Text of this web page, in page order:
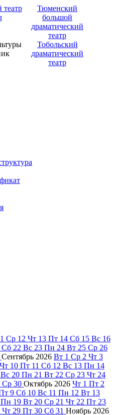
Тюменский
большой
драматический
театр
Тобольский
драматический
театр
Ср 12 Чт 13 Пт 14 Сб 15 Вс 16
Сб 22 Вс 23 Пн 24 Вт 25 Ср 26
Сентябрь 2026 Вт 1 Ср 2 Чт 3
Чт 10 Пт 11 Сб 12 Вс 13 Пн 14
Вс 20 Пн 21 Вт 22 Ср 23 Чт 24
Ср 30 Октябрь 2026 Чт 1 Пт 2
9 Сб 10 Вс 11 Пн 12 Вт 13
Пн 19 Вт 20 Ср 21 Чт 22 Пт 23
Чт 29 Пт 30 Сб 31 Ноябрь 2026